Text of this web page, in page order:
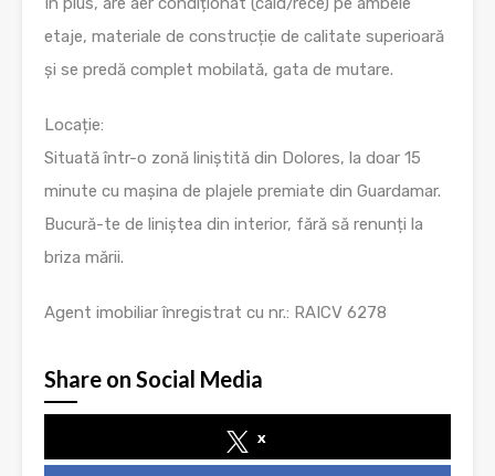
etaje, materiale de construcție de calitate superioară
și se predă complet mobilată, gata de mutare.
Locație:
Situată într-o zonă liniștită din Dolores, la doar 15
minute cu mașina de plajele premiate din Guardamar.
Bucură-te de liniștea din interior, fără să renunți la
briza mării.
Agent imobiliar înregistrat cu nr.: RAICV 6278
Share on Social Media
x